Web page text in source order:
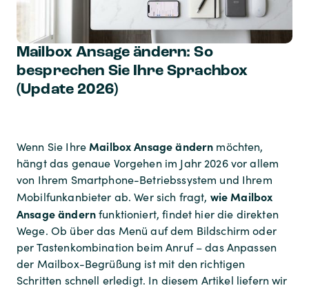
Mailbox Ansage ändern: So
besprechen Sie Ihre Sprachbox
(Update 2026)
Wenn Sie Ihre Mailbox Ansage ändern möchten,
hängt das genaue Vorgehen im Jahr 2026 vor allem
von Ihrem Smartphone-Betriebssystem und Ihrem
Mobilfunkanbieter ab. Wer sich fragt, wie Mailbox
Ansage ändernfunktioniert, findet hier die direkten
Wege. Ob über das Menü auf dem Bildschirm oder
per Tastenkombination beim Anruf – das Anpassen
der Mailbox-Begrüßung ist mit den richtigen
Schritten schnell erledigt. In diesem Artikel liefern wir